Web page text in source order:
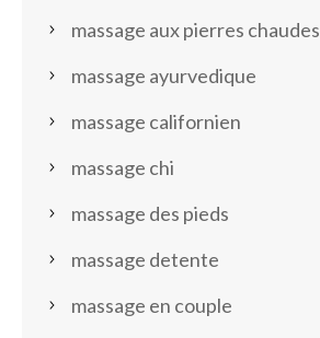
massage aux pierres chaudes
massage ayurvedique
massage californien
massage chi
massage des pieds
massage detente
massage en couple